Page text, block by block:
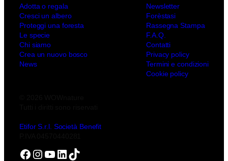
Adotta o regala
Cresci un albero
Proteggi una foresta
Le specie
Chi siamo
Crea un nuovo bosco
News
Newsletter
Forèstasi
Rassegna Stampa
F.A.Q.
Contatti
Privacy policy
Termini e condizioni
Cookie policy
Etifor S.r.l. Società Benefit
Facebook
Instagram
YouTube
LinkedIn
TikTok